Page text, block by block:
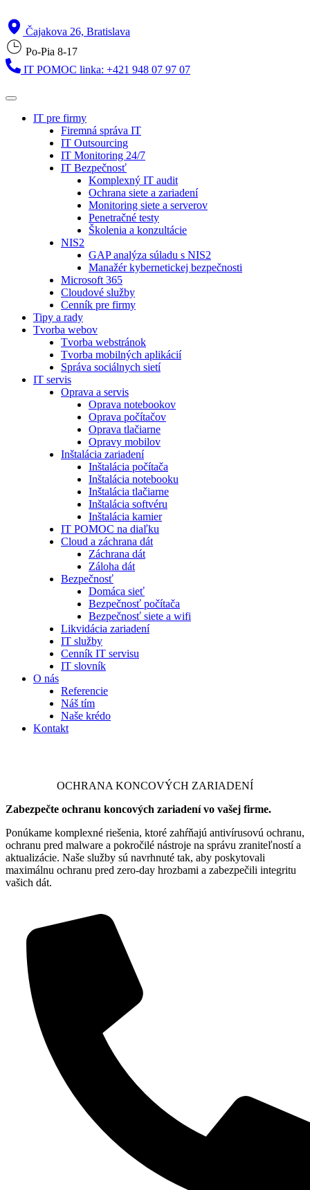
Čajakova 26, Bratislava
Po-Pia 8-17
IT POMOC linka: +421 948 07 97 07
IT pre firmy
Firemná správa IT
IT Outsourcing
IT Monitoring 24/7
IT Bezpečnosť
Komplexný IT audit
Ochrana siete a zariadení
Monitoring siete a serverov
Penetračné testy
Školenia a konzultácie
NIS2
GAP analýza súladu s NIS2
Manažér kybernetickej bezpečnosti
Microsoft 365
Cloudové služby
Cenník pre firmy
Tipy a rady
Tvorba webov
Tvorba webstránok
Tvorba mobilných aplikácií
Správa sociálnych sietí
IT servis
Oprava a servis
Oprava notebookov
Oprava počítačov
Oprava tlačiarne
Opravy mobilov
Inštalácia zariadení
Inštalácia počítača
Inštalácia notebooku
Inštalácia tlačiarne
Inštalácia softvéru
Inštalácia kamier
IT POMOC na diaľku
Cloud a záchrana dát
Záchrana dát
Záloha dát
Bezpečnosť
Domáca sieť
Bezpečnosť počítača
Bezpečnosť siete a wifi
Likvidácia zariadení
IT služby
Cenník IT servisu
IT slovník
O nás
Referencie
Náš tím
Naše krédo
Kontakt
OCHRANA KONCOVÝCH ZARIADENÍ
Zabezpečte ochranu koncových zariadení vo vašej firme.
Ponúkame komplexné riešenia, ktoré zahŕňajú antivírusovú ochranu,
ochranu pred malware a pokročilé nástroje na správu zraniteľností a
aktualizácie. Naše služby sú navrhnuté tak, aby poskytovali
maximálnu ochranu pred zero-day hrozbami a zabezpečili integritu
vašich dát.